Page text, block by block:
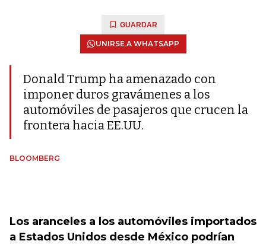
GUARDAR
UNIRSE A WHATSAPP
Donald Trump ha amenazado con
imponer duros gravámenes a los
automóviles de pasajeros que crucen la
frontera hacia EE.UU.
BLOOMBERG
Los aranceles a los automóviles importados
a Estados Unidos desde México podrían